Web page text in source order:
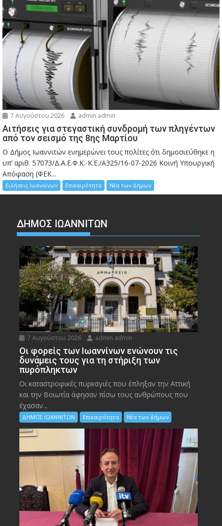
7 Αυγούστου 2026 admin admin
Αιτήσεις για στεγαστική συνδρομή των πληγέντων
από τον σεισμό της 8ης Μαρτίου
Ο Δήμος Ιωαννιτών ενημερώνει τους πολίτες ότι δημοσιεύθηκε η
υπ’ αριθ. 57073/Δ.Α.Ε.Φ.Κ.-Κ.Ε./Α325/16-07-2026 Κοινή Υπουργική
Απόφαση (ΦΕΚ...
Ειδήσεις Ιωαννίνων Επικαιρότητα Νέα των Δήμων
ΔΗΜΟΣ ΙΩΑΝΝΙΤΩΝ
7 Αυγούστου 2026 admin admin
Οι φορείς των Ιωαννίνων ενώνουν τις
δυνάμεις τους για τη στήριξη των
πυρόπληκτων
Οι καταστροφικές πυρκαγιές που έπληξαν την Αττική
και την Bοιωτία άφησαν πίσω τους ανθρώπους που
έχασαν...
ΔΗΜΟΣ ΙΩΑΝΝΙΤΩΝ Επικαιρότητα Νέα των Δήμων